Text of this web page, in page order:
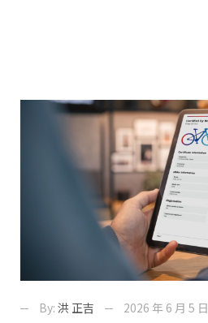
By: 洪 正吉 2026 年 6 月 5 日